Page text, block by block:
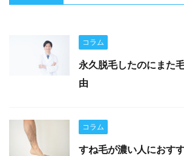
コラム
永久脱毛したのにまた
由
コラム
すね毛が濃い人におす